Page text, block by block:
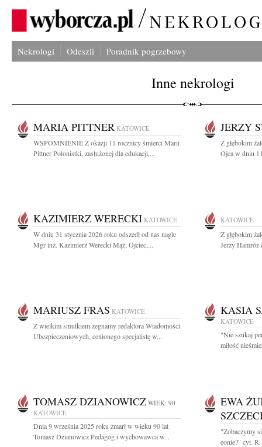
Nekrologi Odeszli Poradnik pogrzebowy
Inne nekrologi
MARIA PITTNER KATOWICE
WSPOMNIENIE Z okazji 11 rocznicy śmierci Marii
Pittner Polonistki, zasłużonej dla edukacji,...
JERZY
Z głębokim
Ojca w dniu
KAZIMIERZ WERECKI KATOWICE
W dniu 31 stycznia 2026 roku odszedł od nas nagle
Mgr inż. Kazimierz Werecki Mąż, Ojciec,...
KATOWICE
Z głębokim
Jerzy Hamróz
MARIUSZ FRAS KATOWICE
Z wielkim smutkiem żegnamy redaktora Wiadomości
Ubezpieczeniowych, cenionego specjalistę w...
KASIA
KATOWICE
"Nie szukaj
miłość
TOMASZ DZIANOWICZ WIEK: 90
KATOWICE
Dnia 9 września 2025 roku zmarł w wieku 90 lat
Tomasz Dzianowicz Pedagog i wychowawca w...
EWA
"Zobaczymy
eonie?" cyt.